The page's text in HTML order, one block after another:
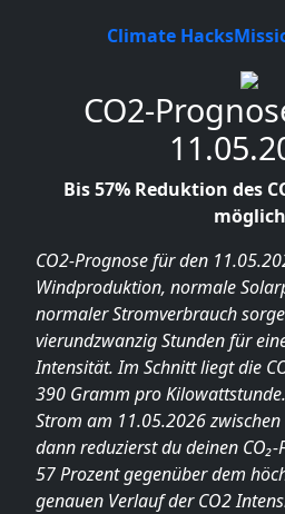
Climate Hacks
CO2-
Bis 57% Reduktion des
möglich
CO2-Prognose für den
Windproduktion, normale
normaler Stromverbrauch
vierundzwanzig Stunden für
Intensität. Im Schnitt liegt die
390 Gramm pro
Strom am 11.05.2026
dann reduzierst du deinen
57 Prozent gegenüber dem
genauen Verlauf der CO2